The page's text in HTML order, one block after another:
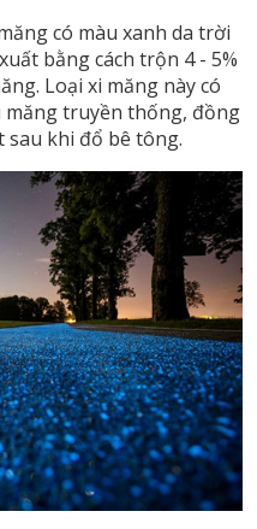
có màu xanh da trời
bằng cách trộn 4 - 5%
Loại xi măng này có
truyền thống, đồng
khi đổ bê tông.